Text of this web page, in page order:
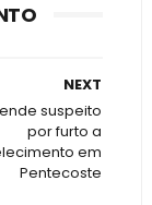
NEXT
suspeito
por furto a
em
Pentecoste